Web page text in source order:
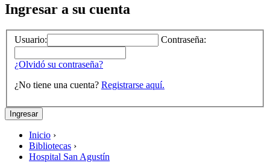
Ingresar a su cuenta
Usuario: Contraseña:
¿Olvidó su contraseña?
¿No tiene una cuenta? Registrarse aquí.
Inicio ›
Bibliotecas ›
Hospital San Agustín